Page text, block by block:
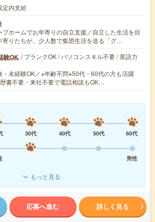
定内支給
プホームでお年寄りの自立支援／自立した生活を目
寄りたちが、少人数で集団生活を送る「グ…
験OK / ブランクOK / パソコンスキル不要 / 英語力
・未経験OK／※年齢不問※50代・60代の方も活躍
書不要・来社不要で電話相談もOK…
30代 40代 50代
60代
男性
もっと見る
応募へ進む 詳しく見る